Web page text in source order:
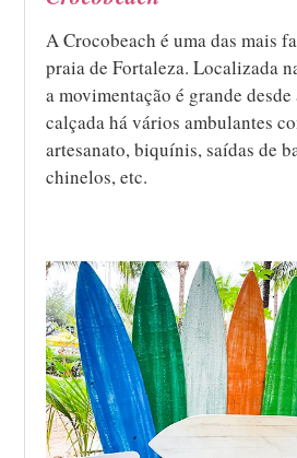
A Crocobeach é uma das mais
praia de Fortaleza. Localizada
a movimentação é grande
calçada há vários ambulantes
artesanato, biquínis, saídas de
chinelos, etc.